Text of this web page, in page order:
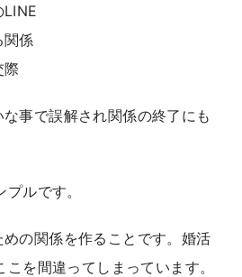
LINE
関係
際
事で誤解され関係の終了にも
ルです。
の関係を作ることです。婚活
を間違ってしまっています。